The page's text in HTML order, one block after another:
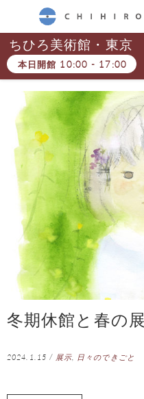
CHIHIRO ART MUSEUM
ちひろ美術館・東京
本日開館 10:00 - 17:00
冬期休館と春の
2024.1.15 / 展示, 日々のできごと